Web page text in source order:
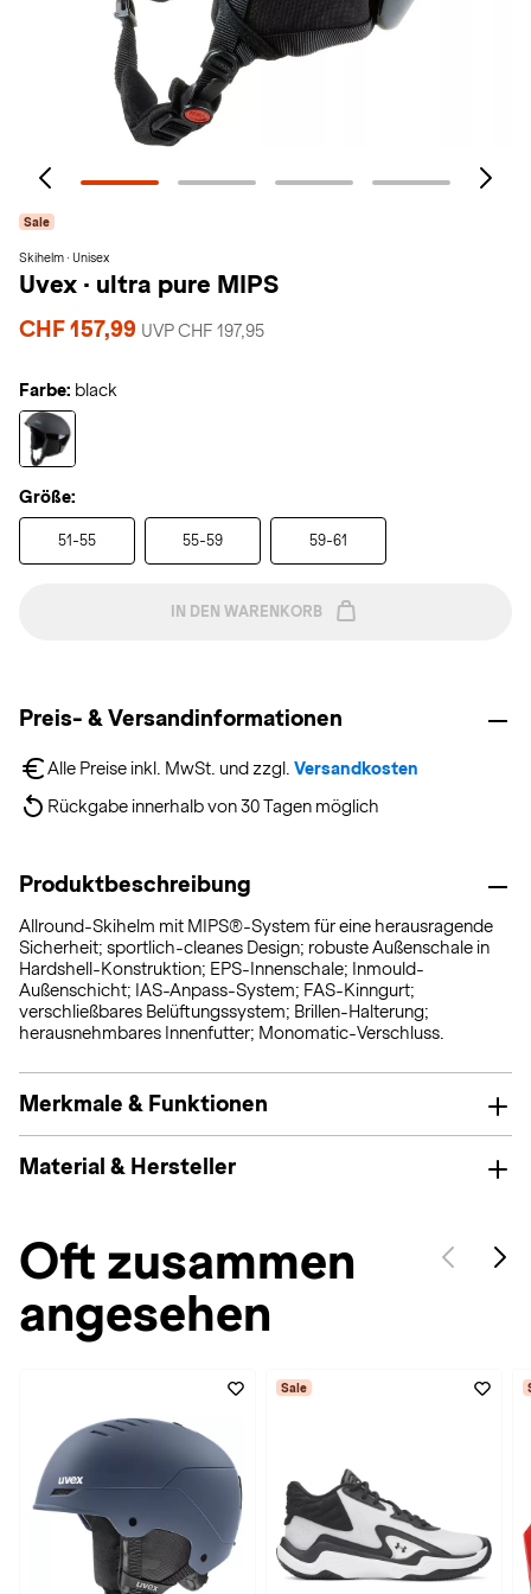
Sale
Skihelm · Unisex
Uvex · ultra pure MIPS
CHF 157,99 UVP CHF 197,95
Farbe: black
Größe:
51-55 55-59 59-61
IN DEN WARENKORB
Preis- & Versandinformationen
Alle Preise inkl. MwSt. und zzgl. Versandkosten
Rückgabe innerhalb von 30 Tagen möglich
Produktbeschreibung
Allround-Skihelm mit MIPS®-System für eine herausragende
Sicherheit; sportlich-cleanes Design; robuste Außenschale in
Hardshell-Konstruktion; EPS-Innenschale; Inmould-
Außenschicht; IAS-Anpass-System; FAS-Kinngurt;
verschließbares Belüftungssystem; Brillen-Halterung;
herausnehmbares Innenfutter; Monomatic-Verschluss.
Merkmale & Funktionen
Material & Hersteller
Oft zusammen
angesehen
Sale